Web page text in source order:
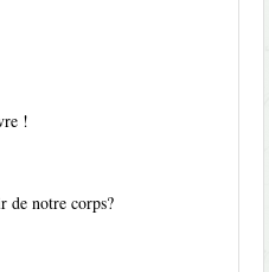
!
de notre corps?